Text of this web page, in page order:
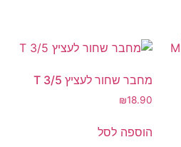
מחבר שחור לעציץ T 3/5
₪18.90
הוספה לסל